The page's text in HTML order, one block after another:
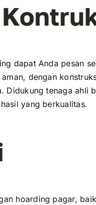
dapat Anda pesan
dengan
Didukung tenaga ahli
yang berkualitas.
hoarding pagar,